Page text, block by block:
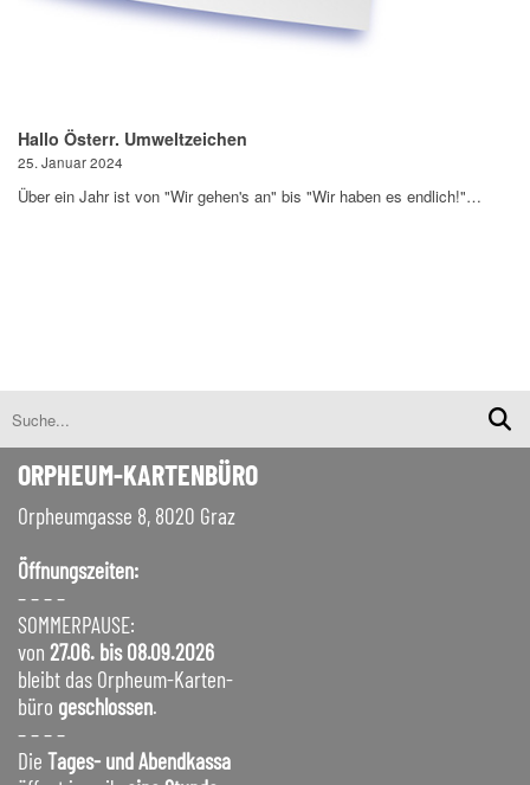
Hallo Österr. Umweltzeichen
25. Januar 2024
Über ein Jahr ist von "Wir gehen's an" bis "Wir haben es endlich!"…
ORPHEUM-KARTENBÜRO
Orpheumgasse 8, 8020 Graz
Öffnungszeiten:
– – – –
SOMMERPAUSE:
von 27.06. bis 08.09.2026
bleibt das Orpheum-Karten-
büro geschlossen.
– – – –
Die Tages- und Abendkassa